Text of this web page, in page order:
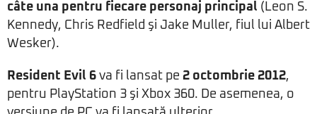
câte una pentru fiecare personaj principal (Leon S.
Kennedy, Chris Redfield şi Jake Muller, fiul lui Albert
Wesker).
Resident Evil 6 va fi lansat pe 2 octombrie 2012,
pentru PlayStation 3 şi Xbox 360. De asemenea, o